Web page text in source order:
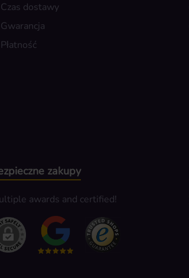
Czas dostawy
Gwarancja
Płatność
zakupy
awards and certified!